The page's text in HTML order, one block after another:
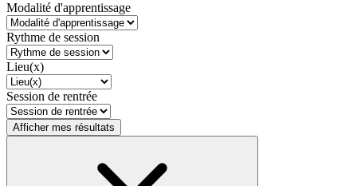
Modalité d'apprentissage
Rythme de session
Lieu(x)
Session de rentrée
Afficher mes résultats